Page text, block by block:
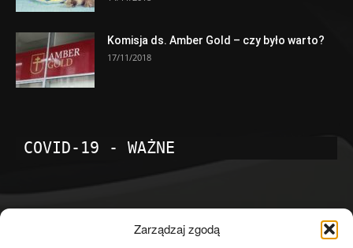
Zarządzaj zgodą
Komisja ds. Amber Gold – czy było warto?
17/11/2018
COVID-19 - WAŻNE